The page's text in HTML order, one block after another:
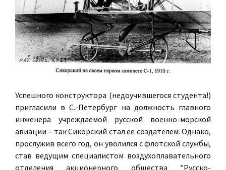
Успешного конструктора (недоучившегося студента!)
пригласили в С.-Петербург на должность главного
инженера учреждаемой русской военно-морской
авиации – так Сикорский стал ее создателем. Однако,
прослужив всего год, он уволился с флотской службы,
став ведущим специалистом воздухоплавательного
отделения акционерного общества "Русско-